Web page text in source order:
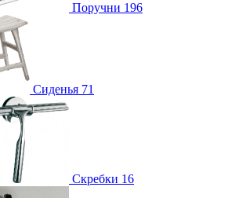
Поручни 196
Сиденья 71
Скребки 16